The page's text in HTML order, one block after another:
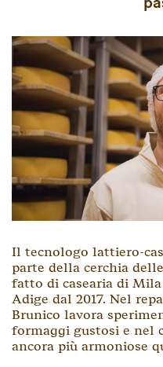
Il tecnologo lattiero-
parte della cerchia
fatto di casearia di
Adige dal 2017. Nel
Brunico lavora
formaggi gustosi e nel
ancora più armoniose